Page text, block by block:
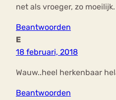
net als vroeger, zo moeilijk.
Beantwoorden
E
18 februari, 2018
Wauw..heel herkenbaar
Beantwoorden